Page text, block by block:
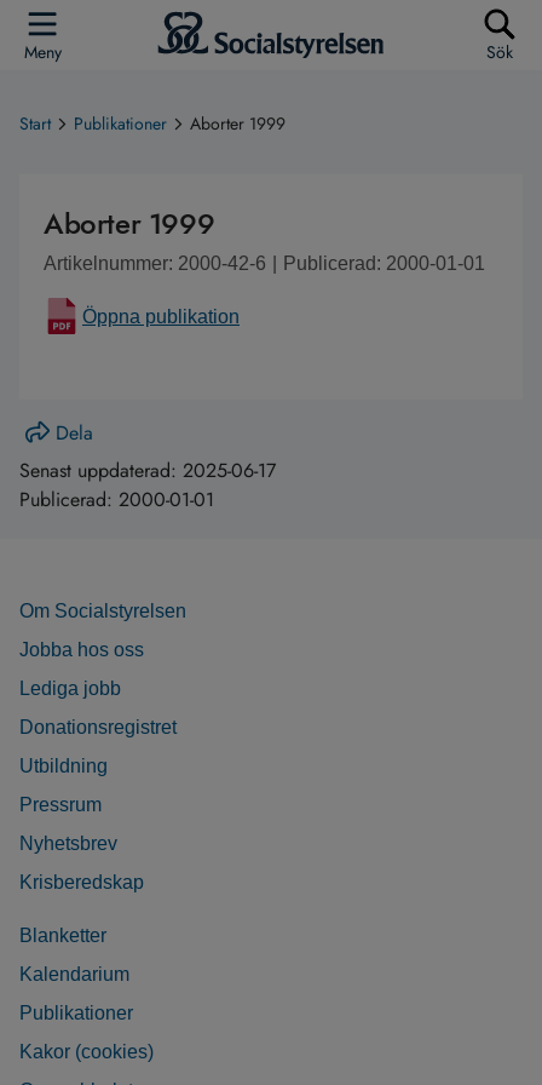
Meny Sök
Start Publikationer Aborter 1999
Aborter 1999
Artikelnummer: 2000-42-6 Publicerad: 2000-01-01
Öppna publikation
Dela
Senast uppdaterad: 2025-06-17
Publicerad: 2000-01-01
Om Socialstyrelsen
Jobba hos oss
Lediga jobb
Donationsregistret
Utbildning
Pressrum
Nyhetsbrev
Krisberedskap
Blanketter
Kalendarium
Publikationer
Kakor (cookies)